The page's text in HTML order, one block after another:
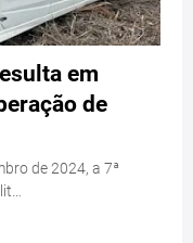
em
de
de 2024, a 7ª